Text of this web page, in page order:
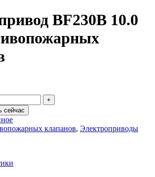
BF230B 10.0
сейчас
клапанов, Электроприводы